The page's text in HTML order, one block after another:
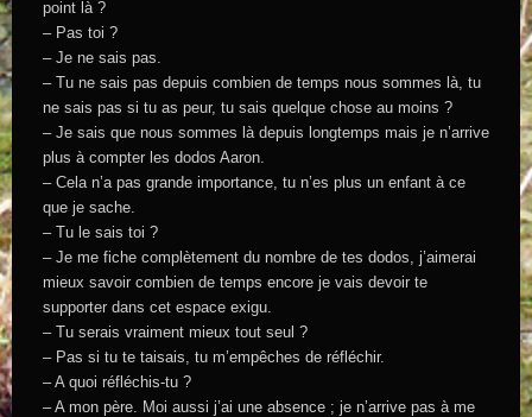
point là ?
– Pas toi ?
– Je ne sais pas.
– Tu ne sais pas depuis combien de temps nous sommes là, tu
ne sais pas si tu as peur, tu sais quelque chose au moins ?
– Je sais que nous sommes là depuis longtemps mais je n’arrive
plus à compter les dodos Aaron.
– Cela n’a pas grande importance, tu n’es plus un enfant à ce
que je sache.
– Tu le sais toi ?
– Je me fiche complètement du nombre de tes dodos, j’aimerai
mieux savoir combien de temps encore je vais devoir te
supporter dans cet espace exigu.
– Tu serais vraiment mieux tout seul ?
– Pas si tu te taisais, tu m’empêches de réfléchir.
– A quoi réfléchis-tu ?
– A mon père. Moi aussi j’ai une absence ; je n’arrive pas à me